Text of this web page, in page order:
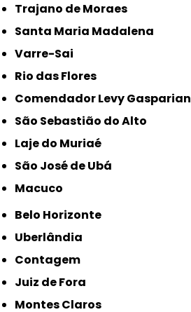
Trajano de Moraes
Santa Maria Madalena
Varre-Sai
Rio das Flores
Comendador Levy Gasparian
São Sebastião do Alto
Laje do Muriaé
São José de Ubá
Macuco
Belo Horizonte
Uberlândia
Contagem
Juiz de Fora
Montes Claros